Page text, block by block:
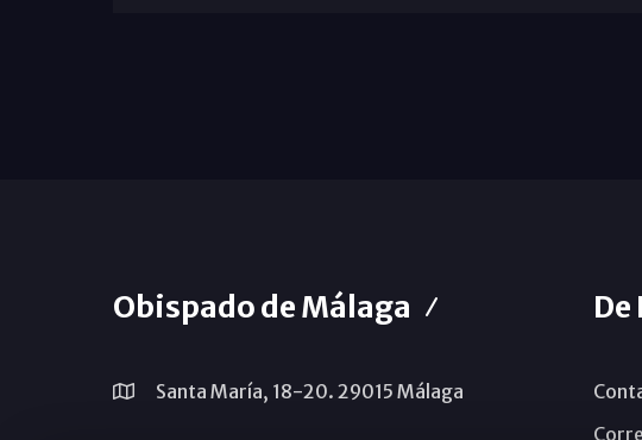
Obispado de Málaga
Santa María, 18-20. 29015 Málaga